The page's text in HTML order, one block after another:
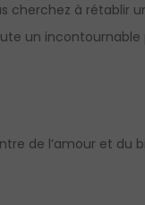
cherchez à rétablir
un
de l’amour et du